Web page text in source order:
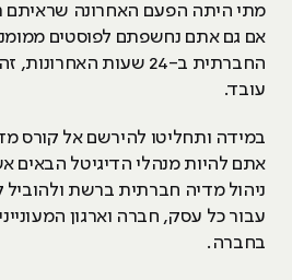
מתי היתה הפעם האחרונה שראיתם
אם גם אתם נחשפתם לפוסטים
החברתית ב-24 שעות
עובד.
במידה ותחליטו להירשם אל קורס
אתם להיות מנהלי הדיגיטל הבאים
ניהול מדיה חברתית ברשת ולהוביל
עבור כל עסק, חברה וארגון
בחברה.